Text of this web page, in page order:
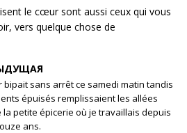
le cœur sont aussi ceux qui vous
vers quelque chose de
bipait sans arrêt ce samedi matin tandis
épuisés remplissaient les allées
la petite épicerie où je travaillais depuis
ans.